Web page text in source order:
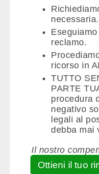
necessaria.
reclamo.
ricorso in
TUTTO
PARTE
procedura
negativo
legali al
debba mai
Il nostro
ottenuto.
Ottieni il tuo